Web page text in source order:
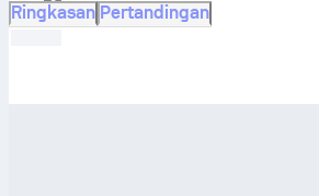
Ringkasan Pertandingan